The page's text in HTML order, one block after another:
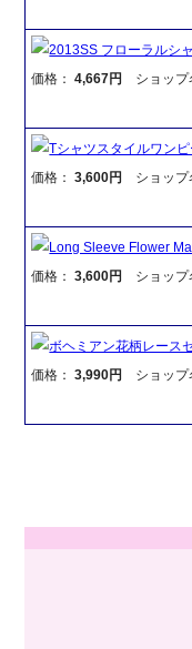
2013SS フローラルシ
価格：4,667円 ショップ
Tシャツスタイルワン
価格：3,600円 ショップ
Long Sleeve Flower
価格：3,600円 ショップ
ボヘミアン花柄レース
価格：3,990円 ショップ